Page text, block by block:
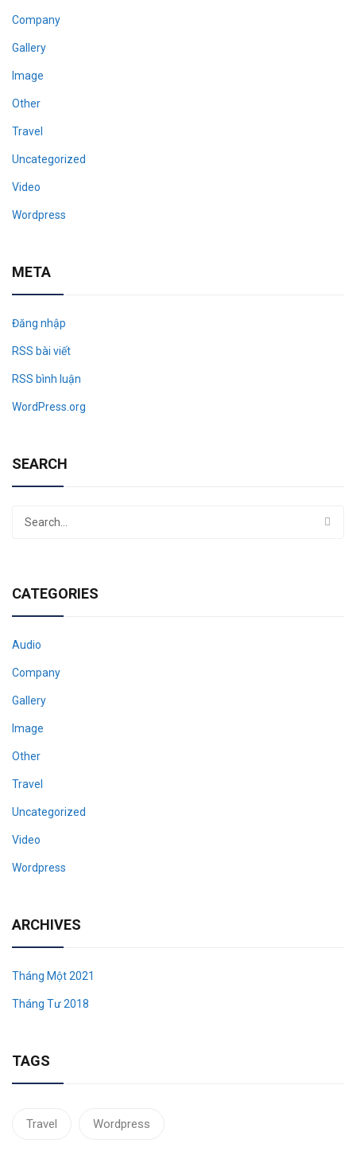
Company
Gallery
Image
Other
Travel
Uncategorized
Video
Wordpress
META
Đăng nhập
RSS bài viết
RSS bình luận
WordPress.org
SEARCH
CATEGORIES
Audio
Company
Gallery
Image
Other
Travel
Uncategorized
Video
Wordpress
ARCHIVES
Tháng Một 2021
Tháng Tư 2018
TAGS
Travel Wordpress